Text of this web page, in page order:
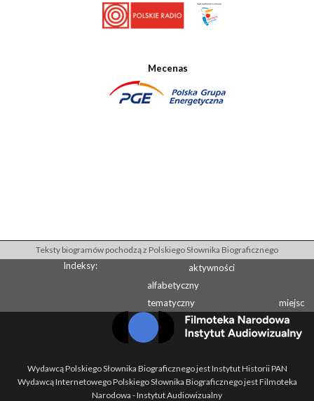
Mecenas
Teksty biogramów pochodzą z Polskiego Słownika Biograficznego
Indeksy:
aktywności
alfabetyczny
tematyczny
miejsc
Wydawcą Polskiego Słownika Biograficznego jest Instytut Historii PAN
Wydawcą Internetowego Polskiego Słownika Biograficznego jest Filmoteka
Narodowa - Instytut Audiowizualny